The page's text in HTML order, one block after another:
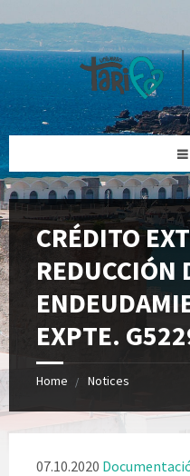
CRÉDITO
REDUCCIÓN
EXPTE.
Home Notices
07.10.2020